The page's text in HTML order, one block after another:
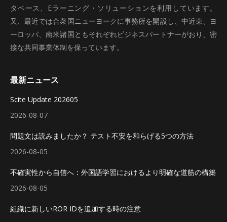
タベース、Eラーニング・ソリューションを利用しています。
又、最近では合衆国ニューヨークに事務所を開設し、中近東、ヨ
ーロッパ、南米諸国ともそれぞれビジネスパートナーがおり、密
接な共同事業体制を保っています。
最新ニュース
Scite Update 202605
2026-08-07
問題文は読みましたか？ テスト不安を和らげる5つの方法
2026-08-05
不確実性から自信へ：外国語学習におけるより明確な道筋の構築
2026-08-05
組織に新しいROR IDを追加する時の注意